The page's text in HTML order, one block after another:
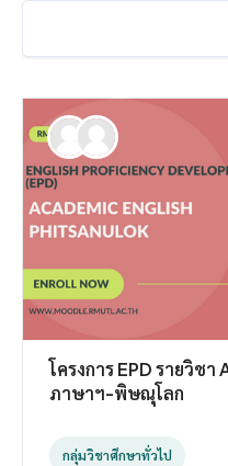
โครงการ EPD รายวิชา Academic English/ ศูนย์
ภาษาฯ-พิษณุโลก
กลุ่มวิชาศึกษาทั่วไป